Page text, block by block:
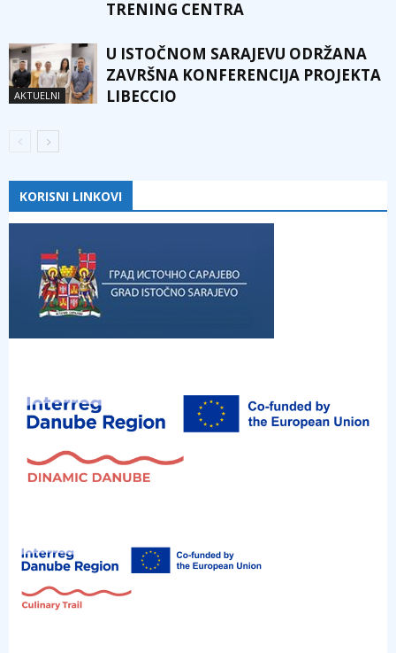
TRENING CENTRA
AKTUELNI
U ISTOČNOM SARAJEVU ODRŽANA
ZAVRŠNA KONFERENCIJA PROJEKTA
LIBECCIO
KORISNI LINKOVI